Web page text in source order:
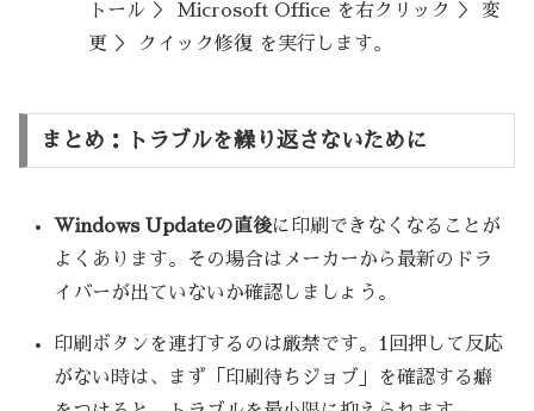
トール ＞ Microsoft Office を右クリック ＞ 変
更 ＞ クイック修復 を実行します。
まとめ：トラブルを繰り返さないために
Windows Updateの直後に印刷できなくなることが
よくあります。その場合はメーカーから最新のドラ
イバーが出ていないか確認しましょう。
印刷ボタンを連打するのは厳禁です。1回押して反応
がない時は、まず「印刷待ちジョブ」を確認する癖